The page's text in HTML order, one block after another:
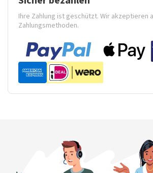
Ihre Zahlung ist geschützt. Wir akzeptieren
Zahlungsmethoden.